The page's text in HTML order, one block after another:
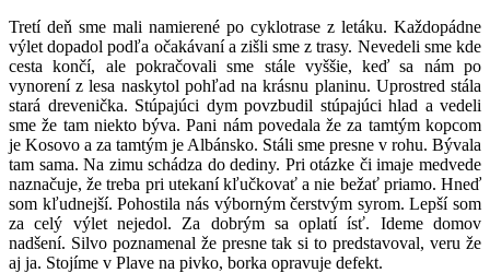
Tretí deň sme mali namierené po cyklotrase z letáku. Každopádne
výlet dopadol podľa očakávaní a zišli sme z trasy. Nevedeli sme kde
cesta končí, ale pokračovali sme stále vyššie, keď sa nám po
vynorení z lesa naskytol pohľad na krásnu planinu. Uprostred stála
stará drevenička. Stúpajúci dym povzbudil stúpajúci hlad a vedeli
sme že tam niekto býva. Pani nám povedala že za tamtým kopcom
je Kosovo a za tamtým je Albánsko. Stáli sme presne v rohu. Bývala
tam sama. Na zimu schádza do dediny. Pri otázke či imaje medvede
naznačuje, že treba pri utekaní kľučkovať a nie bežať priamo. Hneď
som kľudnejší. Pohostila nás výborným čerstvým syrom. Lepší som
za celý výlet nejedol. Za dobrým sa oplatí ísť. Ideme domov
nadšení. Silvo poznamenal že presne tak si to predstavoval, veru že
aj ja. Stojíme v Plave na pivko, borka opravuje defekt.